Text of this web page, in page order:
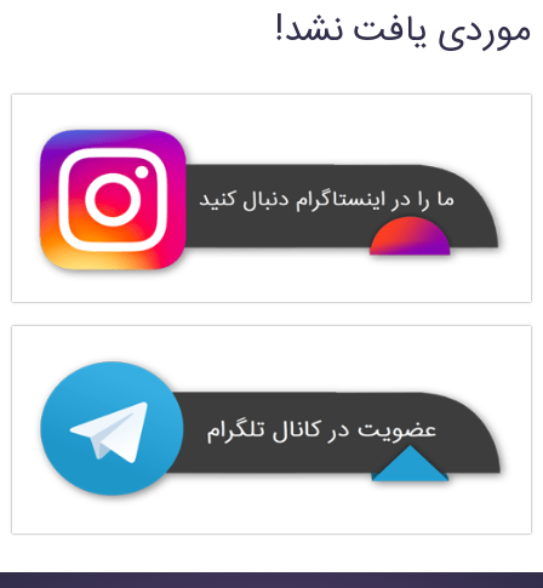
موردی یافت نشد!